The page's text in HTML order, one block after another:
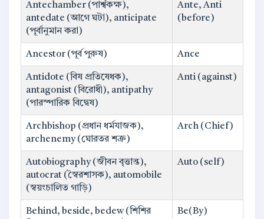
Ante, Anti
(before)
Antechamber (পার্শ্বকক্ষ),
antedate (আগে ঘটা), anticipate
(পূর্বানুমান করা)
Ance
Ancestor (পূর্ব পুরুষ)
Anti (against)
Antidote (বিষ প্রতিষেধক),
antagonist (বিরোধী), antipathy
(পারস্পারিক বিদ্বেষ)
Arch (Chief)
Archbishop (প্রধান ধর্মযাজক),
archenemy (ঘোরতর শত্রু)
Auto (self)
Autobiography (জীবন বৃত্তান্ত),
autocrat (স্বৈরশাসক), automobile
(স্বয়ংচালিত গাড়ি)
Be(By)
Behind, beside, bedew (শিশির